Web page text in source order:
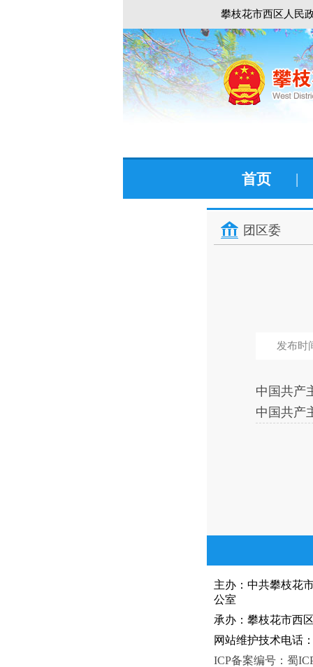
攀枝花市西区人民
首页 |
团区委
发布时
中国共产
中国共产
主办：中共攀枝
公室
承办：攀枝花市西
网站维护技术电话
ICP备案编号：蜀